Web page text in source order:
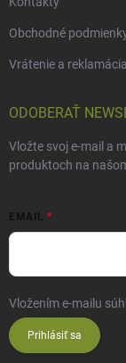
Obchodné
Vrátenie a
ODOBERAŤ
Vložte svoj e-mail a
produktoch na
EMAIL
Vložením e-mailu
Prihlásiť sa